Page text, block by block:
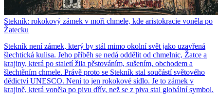
Stekník: rokokový zámek v moři chmele, kde aristokracie voněla po
Žatecku
Stekník není zámek, který by stál mimo okolní svět jako uzavřená
šlechtická kulisa. Jeho příběh se nedá oddělit od chmelnic, Žatce a
krajiny, která po staletí žila pěstováním, sušením, obchodem a
šlechtěním chmele. Právě proto se Stekník stal součástí světového
dědictví UNESCO. Není to jen rokokové sídlo. Je to zámek v
krajině, která voněla po pivu dřív, než se z piva stal globální symbol.